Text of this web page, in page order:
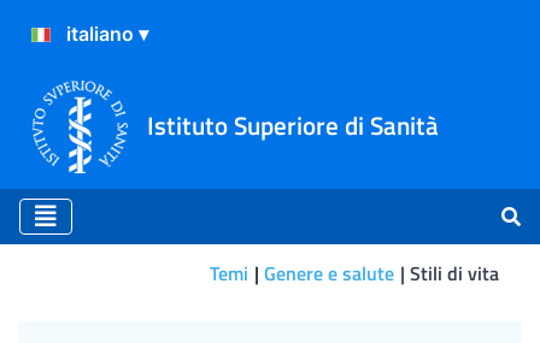
Istituto Superiore di Sanità
Temi Genere e salute Stili di vita